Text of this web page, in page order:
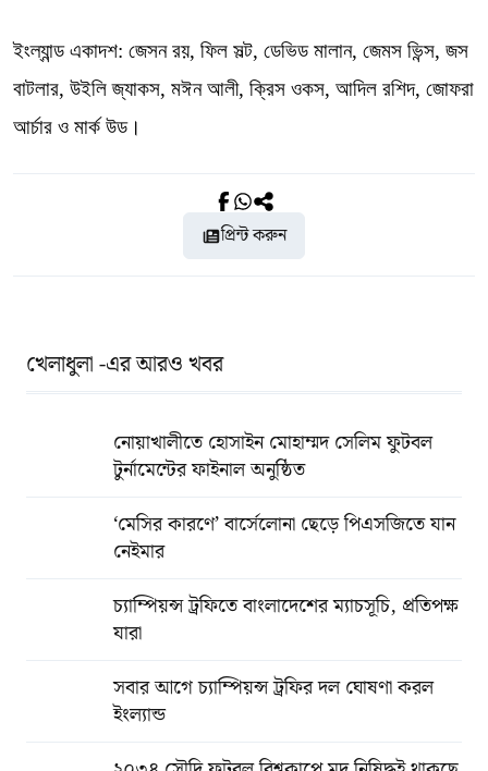
ইংল্যান্ড একাদশ: জেসন রয়, ফিল সল্ট, ডেভিড মালান, জেমস ভিন্স, জস
বাটলার, উইলি জ্যাকস, মঈন আলী, ক্রিস ওকস, আদিল রশিদ, জোফরা
আর্চার ও মার্ক উড।
প্রিন্ট করুন
খেলাধুলা -এর আরও খবর
নোয়াখালীতে হোসাইন মোহাম্মদ সেলিম ফুটবল
টুর্নামেন্টের ফাইনাল অনুষ্ঠিত
‘মেসির কারণে’ বার্সেলোনা ছেড়ে পিএসজিতে যান
নেইমার
চ্যাম্পিয়ন্স ট্রফিতে বাংলাদেশের ম্যাচসূচি, প্রতিপক্ষ
যারা
সবার আগে চ্যাম্পিয়ন্স ট্রফির দল ঘোষণা করল
ইংল্যান্ড